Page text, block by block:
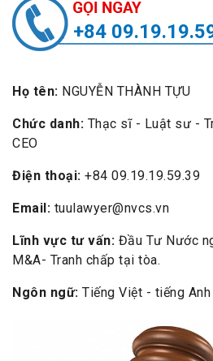
+84
Họ tên: NGUYỄN THÀNH TỰU
Chức danh: Thạc sĩ - Luật sư -
CEO
Điện thoại: +84 09.19.19.59.39
Email: tuulawyer@nvcs.vn
Lĩnh vực tư vấn: Đầu Tư Nước
M&A- Tranh chấp tại tòa.
Ngôn ngữ: Tiếng Việt - tiếng Anh